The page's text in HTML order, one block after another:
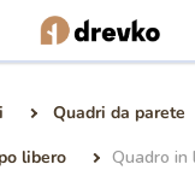
Quadri da parete
libero
Quadro in